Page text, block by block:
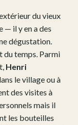
du vieux
— il y en a des
dégustation.
du temps. Parmi
Henri
le village ou à
des visites à
mais il
les bouteilles